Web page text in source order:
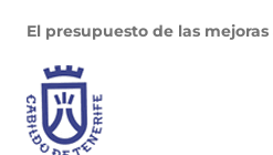
El presupuesto de las